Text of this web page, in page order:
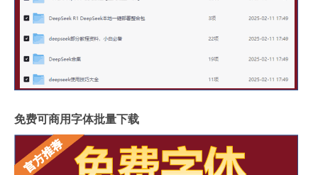
免费可商用字体批量下载